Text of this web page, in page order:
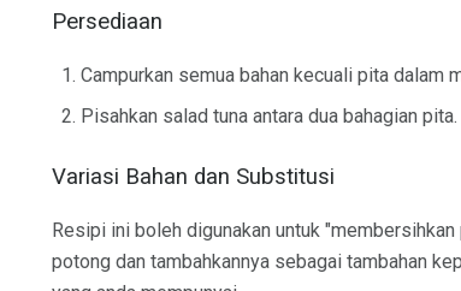
Persediaan
Campurkan semua bahan kecuali pita dalam
Pisahkan salad tuna antara dua bahagian pita.
Variasi Bahan dan Substitusi
Resipi ini boleh digunakan untuk
potong dan tambahkannya sebagai tambahan